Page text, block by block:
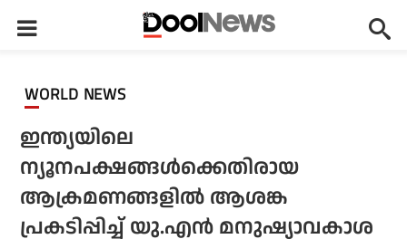
WORLD NEWS
ഇന്ത്യയിലെ
ന്യൂനപക്ഷങ്ങള്‍ക്കെതിരായ
ആക്രമണങ്ങളില്‍ ആശങ്ക
പ്രകടിപ്പിച്ച് യു.എന്‍ മനുഷ്യാവകാശ